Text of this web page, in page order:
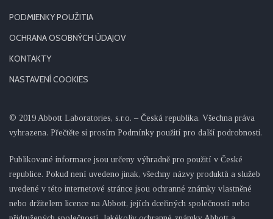
PODMIENKY POUŽITIA
OCHRANA OSOBNÝCH ÚDAJOV
KONTAKTY
NASTAVENÍ COOKIES
© 2019 Abbott Laboratories, s.r.o. – Česká republika. Všechna práva
vyhrazena. Přečtěte si prosím Podmínky použití pro další podrobnosti.
Publikované informace jsou určeny výhradně pro použití v České
republice. Pokud není uvedeno jinak, všechny názvy produktů a služeb
uvedené v této internetové stránce jsou ochranné známky vlastněné
nebo držitelem licence na Abbott, jejích dceřiných společností nebo